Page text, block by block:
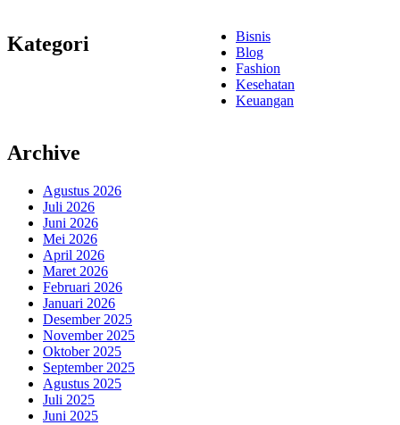
Kategori
Bisnis
Blog
Fashion
Kesehatan
Keuangan
Archive
Agustus 2026
Juli 2026
Juni 2026
Mei 2026
April 2026
Maret 2026
Februari 2026
Januari 2026
Desember 2025
November 2025
Oktober 2025
September 2025
Agustus 2025
Juli 2025
Juni 2025